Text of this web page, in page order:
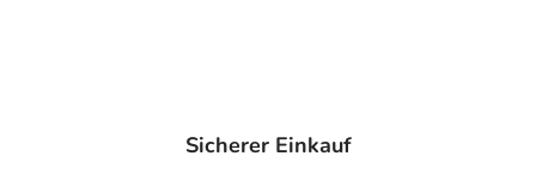
Sicherer Einkauf